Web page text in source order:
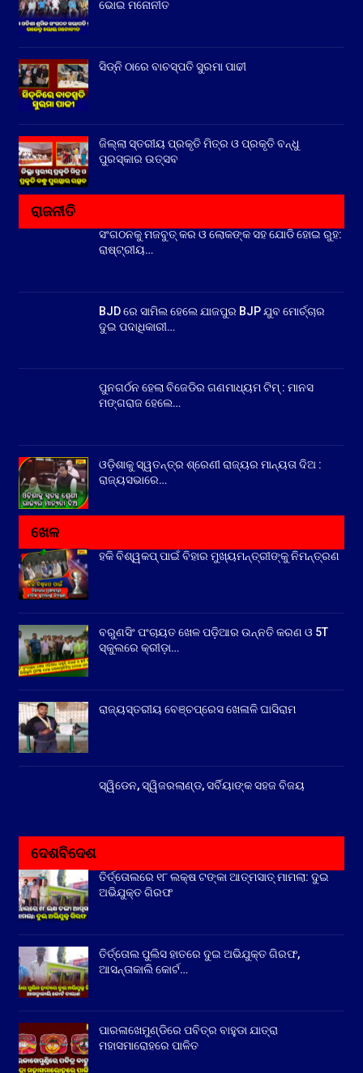
ଭୋଇ ମନୋନୀତ
ସିଡ୍‌ନି ଠାରେ ବାଚସ୍ପତି ସୁରମା ପାଢୀ
ଜିଲ୍ଲା ସ୍ତରୀୟ ପ୍ରକୃତି ମିତ୍ର ଓ ପ୍ରକୃତି ବନ୍ଧୁ
ପୁରସ୍କାର ଉତ୍ସବ
ରାଜନୀତି
ସଂଗଠନକୁ ମଜବୁତ୍ କର ଓ ଲୋକଙ୍କ ସହ ଯୋଡି ହୋଇ ରୁହ:
ରାଷ୍ଟ୍ରୀୟ…
BJD ରେ ସାମିଲ ହେଲେ ଯାଜପୁର BJP ଯୁବ ମୋର୍ଚ୍ଚାର
ଦୁଇ ପଦାଧିକାରୀ…
ପୁନଗର୍ଠନ ହେଲା ବିଜେଡିର ଗଣମାଧ୍ୟମ ଟିମ୍ : ମାନସ
ମଙ୍ଗରାଜ ହେଲେ…
ଓଡ଼ିଶାକୁ ସ୍ୱତନ୍ତ୍ର ଶ୍ରେଣୀ ରାଜ୍ୟର ମାନ୍ୟତା ଦିଅ :
ରାଜ୍ୟସଭାରେ…
ଖେଳ
ହକି ବିଶ୍ୱକପ୍ ପାଇଁ ବିହାର ମୁଖ୍ୟମନ୍ତ୍ରୀଙ୍କୁ ନିମନ୍ତ୍ରଣ
ବରୁଣସିଂ ପଂଚାୟତ ଖେଳ ପଡ଼ିଆର ଉନ୍ନତି କରଣ ଓ 5T
ସ୍କୁଲରେ କ୍ରୀଡ଼ା…
ରାଜ୍ୟସ୍ତରୀୟ ବେଞ୍ଚପ୍ରେସ ଖେଳାଳି ଘାସିରାମ
ସ୍ୱିଡେନ, ସ୍ୱିଜରଲାଣ୍ଡ, ସର୍ବିୟାଙ୍କ ସହଜ ବିଜୟ
ଦେଶବିଦେଶ
ତିର୍ତ୍ତୋଲରେ ୧୮ ଲକ୍ଷ ଟଙ୍କା ଆତ୍ମସାତ୍ ମାମଲା: ଦୁଇ
ଅଭିଯୁକ୍ତ ଗିରଫ
ତିର୍ତ୍ତୋଲ ପୁଲିସ ହାତରେ ଦୁଇ ଅଭିଯୁକ୍ତ ଗିରଫ,
ଆସନ୍ତାକାଲି କୋର୍ଟ…
ପାରଳାଖେମୁଣ୍ଡିରେ ପବିତ୍ର ବାହୁଡା ଯାତ୍ରା
ମହାସମାରୋହରେ ପାଳିତ